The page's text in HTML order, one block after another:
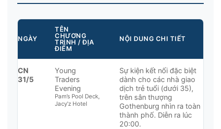
NGÀY
TÊN
CHƯƠNG
TRÌNH / ĐỊA
ĐIỂM
NỘI DUNG CHI TIẾT
CN
31/5
Young
Traders
Evening
Pam’s Pool Deck,
Jacy’z Hotel
Sự kiện kết nối đặc biệt
dành cho các nhà giao
dịch trẻ tuổi (dưới 35),
trên sân thượng
Gothenburg nhìn ra toàn
thành phố. Diễn ra lúc
20:00.